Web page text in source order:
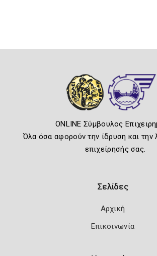
ONLINE Σύμβουλος
Όλα όσα αφορούν την ίδρυση και την
επιχείρησής σας.
Σελίδες
Αρχική
Επικοινωνία